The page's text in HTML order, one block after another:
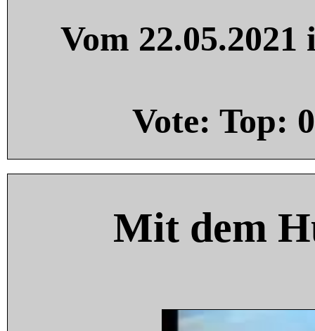
Vom
Vote: Top: 0
Mit dem